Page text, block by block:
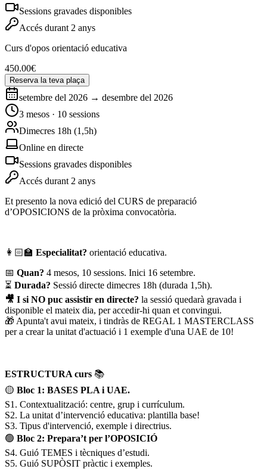
Sessions gravades disponibles
Accés durant 2 anys
Curs d'opos orientació educativa
450.00€
Reserva la teva plaça
setembre del 2026 → desembre del 2026
3 mesos · 10 sessions
Dimecres 18h (1,5h)
Online en directe
Sessions gravades disponibles
Accés durant 2 anys
Et presento la nova edició del CURS de preparació
d’OPOSICIONS de la pròxima convocatòria.
👩🏻‍🏫 Especialitat? orientació educativa.
📅 Quan? 4 mesos, 10 sessions. Inici 16 setembre.
⏳ Durada? Sessió directe dimecres 18h (durada 1,5h).
🎥 I si NO puc assistir en directe? la sessió quedarà gravada i
disponible el mateix dia, per accedir-hi quan et convingui.
🎁 Apunta't avui mateix, i tindràs de REGAL 1 MASTERCLASS
per a crear la unitat d'actuació i 1 exemple d'una UAE de 10!
ESTRUCTURA curs 📚
🟡 Bloc 1: BASES PLA i UAE.
S1. Contextualització: centre, grup i currículum.
S2. La unitat d’intervenció educativa: plantilla base!
S3. Tipus d'intervenció, exemple i directrius.
🟢 Bloc 2: Prepara’t per l’OPOSICIÓ
S4. Guió TEMES i tècniques d’estudi.
S5. Guió SUPÒSIT pràctic i exemples.